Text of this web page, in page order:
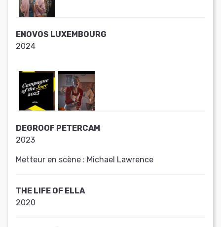
ENOVOS LUXEMBOURG
2024
DEGROOF PETERCAM
2023
Metteur en scène : Michael Lawrence
THE LIFE OF ELLA
2020